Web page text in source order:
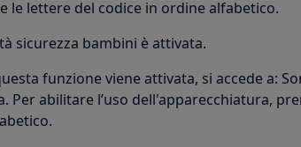
le lettere del codice in ordine alfabetico.
sicurezza bambini è attivata.
funzione viene attivata, si accede a:
Per abilitare l’uso dell'apparecchiatura,